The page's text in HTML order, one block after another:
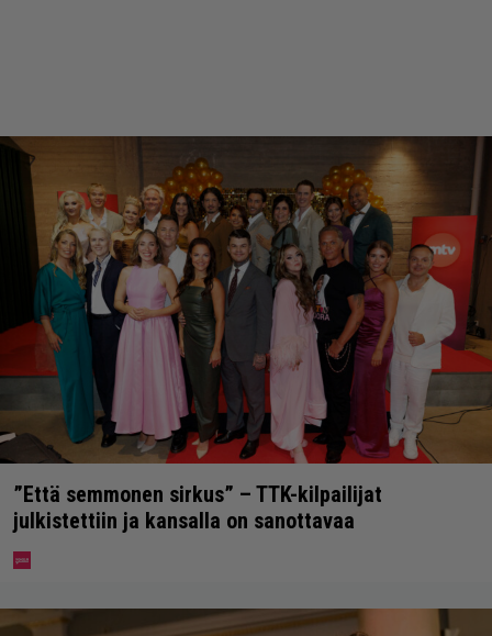
”Että semmonen sirkus” – TTK-kilpailijat
julkistettiin ja kansalla on sanottavaa